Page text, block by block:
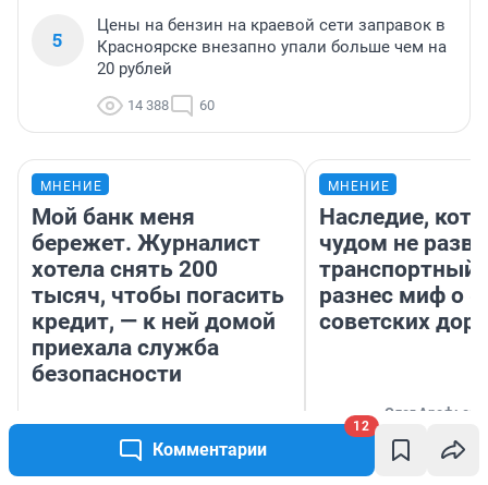
Комментарии
12
5
Цены на бензин на краевой сети заправок в
Красноярске внезапно упали больше чем на
20 рублей
14 388 60
МНЕНИЕ
Мой банк меня
бережет. Журналист
хотела снять 200
тысяч, чтобы погасить
кредит, — к ней домой
приехала служба
безопасности
Автор мнения
МНЕНИЕ
Наследие,
чудом не
транспортный
разнес миф о
советских
Олег Арефьев
владелец в
бизнесе